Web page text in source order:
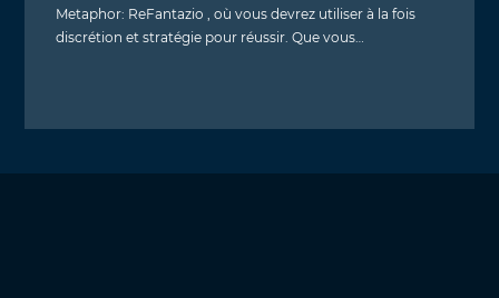
Metaphor: ReFantazio , où vous devrez utiliser à la fois
discrétion et stratégie pour réussir. Que vous…